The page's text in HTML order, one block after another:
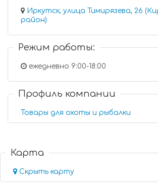
Иркутск, улица Тимирязева, 26
район)
Режим работы:
ежедневно 9:00-18:00
Профиль компании
Товары для охоты и рыбалки
Карта
Скрыть карту